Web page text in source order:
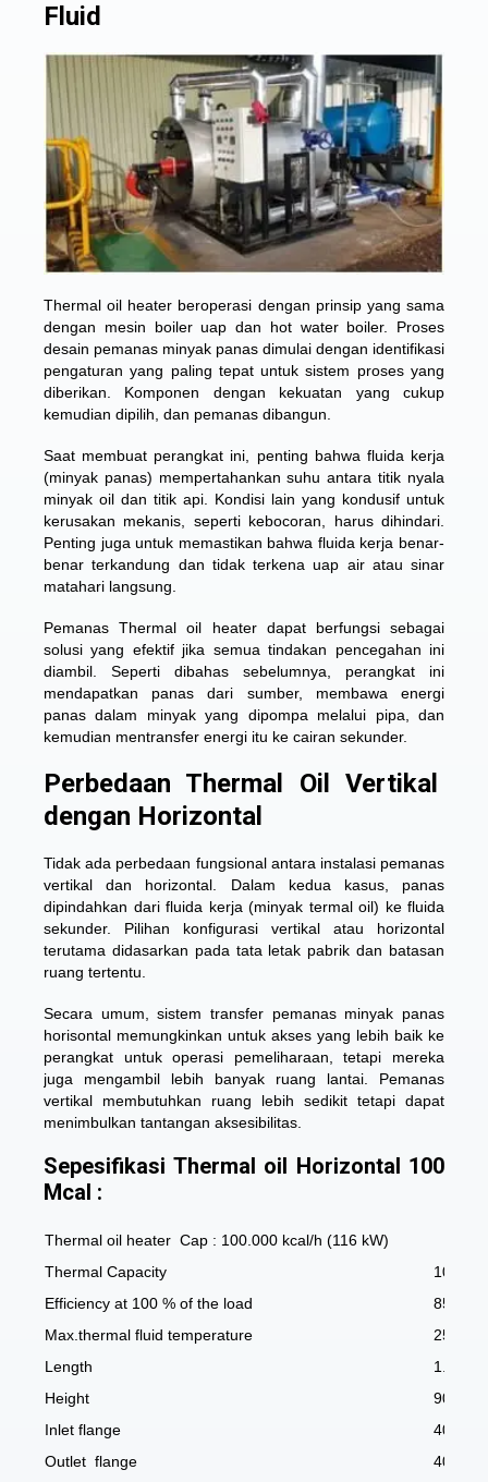
Fluid
Thermal oil heater beroperasi dengan prinsip yang sama
dengan mesin boiler uap dan hot water boiler. Proses
desain pemanas minyak panas dimulai dengan identifikasi
pengaturan yang paling tepat untuk sistem proses yang
diberikan. Komponen dengan kekuatan yang cukup
kemudian dipilih, dan pemanas dibangun.
Saat membuat perangkat ini, penting bahwa fluida kerja
(minyak panas) mempertahankan suhu antara titik nyala
minyak oil dan titik api. Kondisi lain yang kondusif untuk
kerusakan mekanis, seperti kebocoran, harus dihindari.
Penting juga untuk memastikan bahwa fluida kerja benar-
benar terkandung dan tidak terkena uap air atau sinar
matahari langsung.
Pemanas Thermal oil heater dapat berfungsi sebagai
solusi yang efektif jika semua tindakan pencegahan ini
diambil. Seperti dibahas sebelumnya, perangkat ini
mendapatkan panas dari sumber, membawa energi
panas dalam minyak yang dipompa melalui pipa, dan
kemudian mentransfer energi itu ke cairan sekunder.
Perbedaan Thermal Oil Vertikal
dengan Horizontal
Tidak ada perbedaan fungsional antara instalasi pemanas
vertikal dan horizontal. Dalam kedua kasus, panas
dipindahkan dari fluida kerja (minyak termal oil) ke fluida
sekunder. Pilihan konfigurasi vertikal atau horizontal
terutama didasarkan pada tata letak pabrik dan batasan
ruang tertentu.
Secara umum, sistem transfer pemanas minyak panas
horisontal memungkinkan untuk akses yang lebih baik ke
perangkat untuk operasi pemeliharaan, tetapi mereka
juga mengambil lebih banyak ruang lantai. Pemanas
vertikal membutuhkan ruang lebih sedikit tetapi dapat
menimbulkan tantangan aksesibilitas.
Sepesifikasi Thermal oil Horizontal 100
Mcal :
Thermal oil heater Cap : 100.000 kcal/h (116 kW)
Thermal Capacity
Efficiency at 100 % of the load
85-+5
Max.thermal fluid temperature
250
Length
1.700
Height
900
Inlet flange
40./16
Outlet flange
40./16